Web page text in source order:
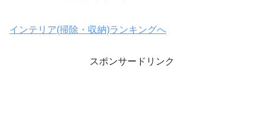
インテリア(掃除・収納)ランキングへ
スポンサードリンク